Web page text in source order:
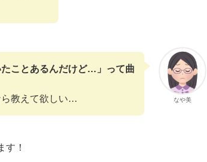
なや美
たことあるんだけど…」って曲
ら教えて欲しい…
す！